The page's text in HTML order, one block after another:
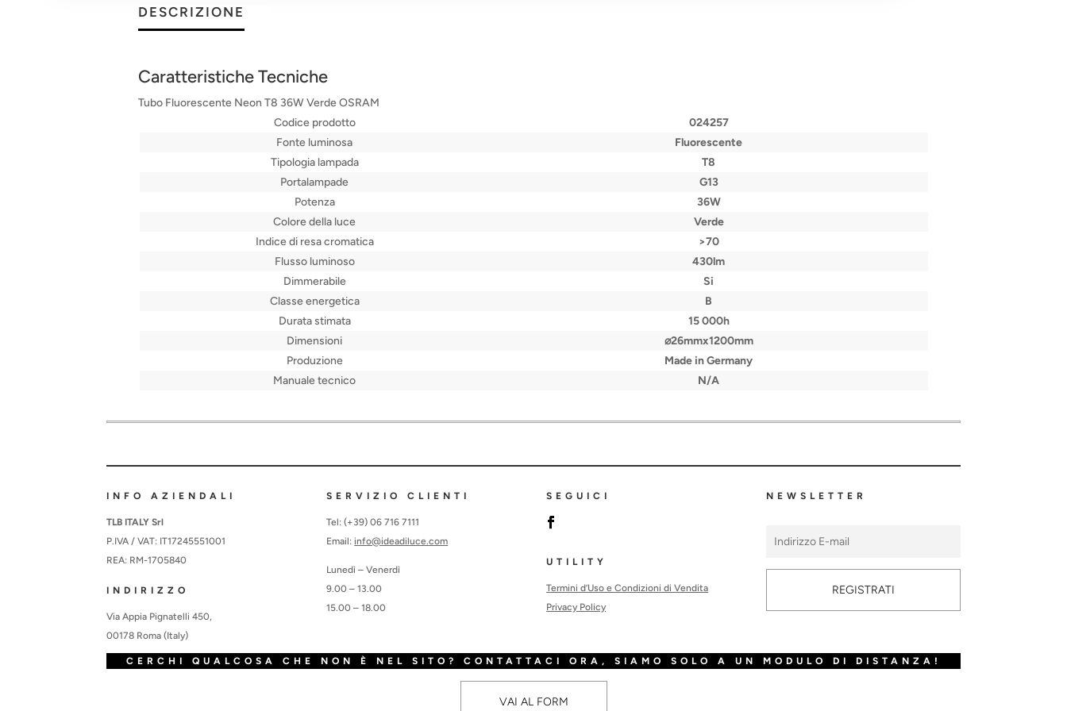
DESCRIZIONE
Caratteristiche Tecniche
Tubo Fluorescente Neon T8 36W Verde OSRAM
Codice prodotto
024257
Fonte luminosa
Fluorescente
Tipologia lampada
T8
Portalampade
G13
Potenza
36W
Colore della luce
Verde
Indice di resa cromatica
>70
Flusso luminoso
430lm
Dimmerabile
Si
Classe energetica
B
Durata stimata
15 000h
Dimensioni
⌀26mmx1200mm
Produzione
Made in Germany
Manuale tecnico
N/A
INFO AZIENDALI
TLB ITALY Srl
P.IVA / VAT: IT17245551001
REA: RM-1705840
INDIRIZZO
Via Appia Pignatelli 450,
00178 Roma (Italy)
SERVIZIO CLIENTI
Tel: (+39) 06 716 7111
Email: info@ideadiluce.com
Lunedì – Venerdì
9.00 – 13.00
15.00 – 18.00
SEGUICI
UTILITY
Termini d’Uso e Condizioni di Vendita
Privacy Policy
NEWSLETTER
REGISTRATI
CERCHI QUALCOSA CHE NON È NEL SITO? CONTATTACI ORA, SIAMO SOLO A UN MODULO DI DISTANZA!
VAI AL FORM